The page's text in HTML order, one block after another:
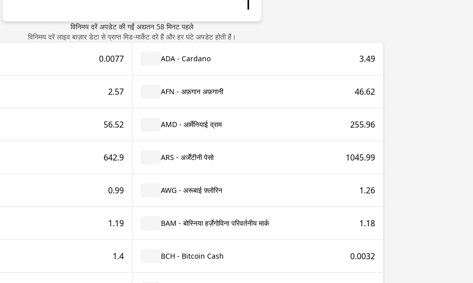
विनिमय दरें अपडेट की गईं अद्यतन 58 मिनट पहले
विनिमय दरें लाइव बाज़ार डेटा से प्राप्त मिड-मार्केट दरें हैं और हर घंटे अपडेट होती हैं।
0.0077 ADA - Cardano 3.49
2.57 AFN - अफ़गान अफ़गानी 46.62
56.52 AMD - आर्मेनियाई द्राम 255.96
642.9 ARS - अर्जेंटीनी पेसो 1045.99
0.99 AWG - अरूबाई फ़्लोरिन 1.26
1.19 BAM - बोस्निया हर्ज़ेगोविना परिवर्तनीय मार्क 1.18
1.4 BCH - Bitcoin Cash 0.0032